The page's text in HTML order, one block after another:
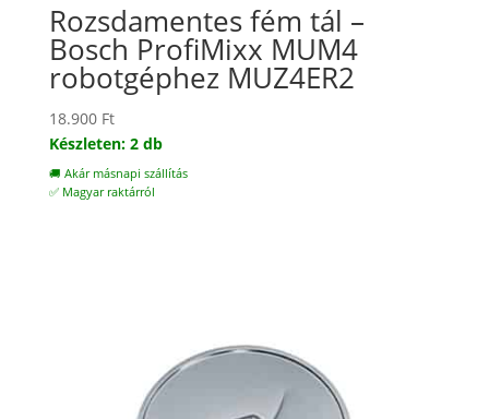
Rozsdamentes fém tál –
Bosch ProfiMixx MUM4
robotgéphez MUZ4ER2
18.900 Ft
Készleten: 2 db
🚚 Akár másnapi szállítás
✅ Magyar raktárról